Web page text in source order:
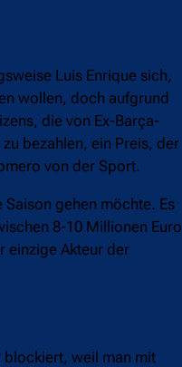
Luis Enrique sich,
wollen, doch aufgrund
die von Ex-Barça-
bezahlen, ein Preis, der
von der Sport.
gehen möchte. Es
8-10 Millionen Euro
einzige Akteur der
blockiert, weil man mit